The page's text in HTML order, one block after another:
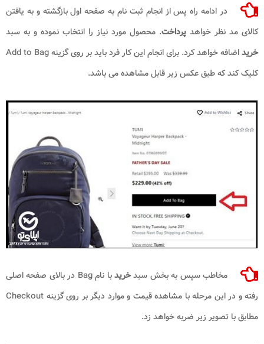
در ادامه راه پس از انجام ثبت نام به صفحه اول بازگشته و به یافتن
کالای مد نظر خواهد پرداخت. محصول مورد نیاز را انتخاب نموده و به سبد
خرید
اضافه خواهد کرد. برای انجام این کار فرد باید بر روی گزینه Add to Bag
کلیک کند که طبق عکس زیر قابل مشاهده می باشد.
مخاطب سپس به بخش سبدخرید
با نام Bag در بالای صفحه اصلی
رفته و در این مرحله با مشاهده قیمت و موارد دیگر بر روی گزینه Checkout
مطابق با تصویر زیر ضربه خواهد زد.